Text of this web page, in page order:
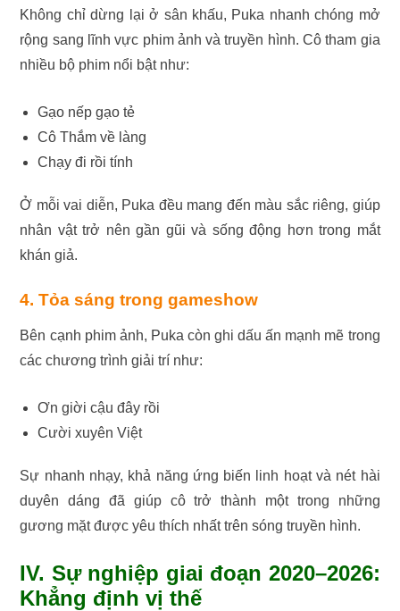
Không chỉ dừng lại ở sân khấu, Puka nhanh chóng mở
rộng sang lĩnh vực phim ảnh và truyền hình. Cô tham gia
nhiều bộ phim nổi bật như:
Gạo nếp gạo tẻ
Cô Thắm về làng
Chạy đi rồi tính
Ở mỗi vai diễn, Puka đều mang đến màu sắc riêng, giúp
nhân vật trở nên gần gũi và sống động hơn trong mắt
khán giả.
4. Tỏa sáng trong gameshow
Bên cạnh phim ảnh, Puka còn ghi dấu ấn mạnh mẽ trong
các chương trình giải trí như:
Ơn giời cậu đây rồi
Cười xuyên Việt
Sự nhanh nhạy, khả năng ứng biến linh hoạt và nét hài
duyên dáng đã giúp cô trở thành một trong những
gương mặt được yêu thích nhất trên sóng truyền hình.
IV. Sự nghiệp giai đoạn 2020–2026:
Khẳng định vị thế